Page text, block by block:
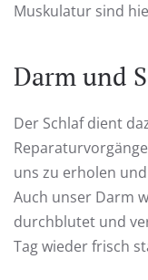
Muskulatur sind
Darm und
Der Schlaf dient
uns zu erholen
Auch unser Darm
durchblutet und
Tag wieder frisch